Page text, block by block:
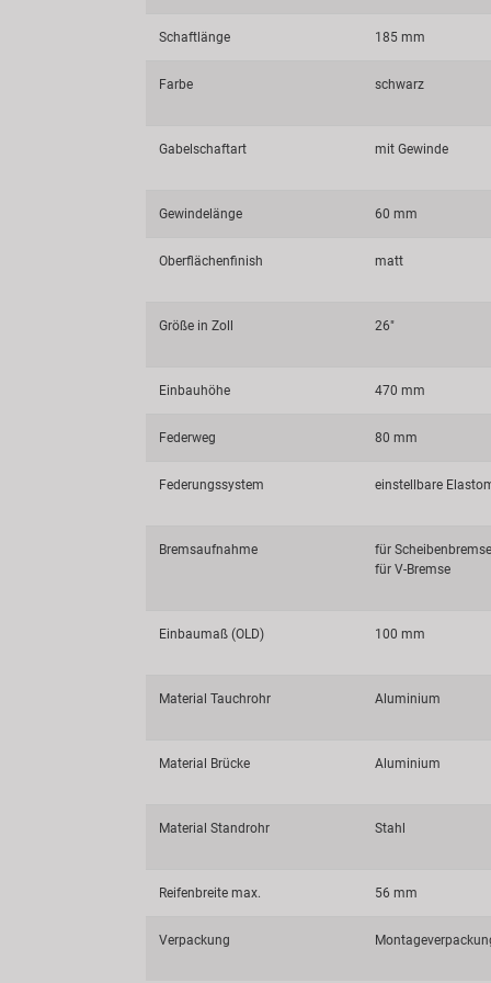
Schaftlänge 185 mm
Farbe schwarz
Gabelschaftart mit Gewinde
Gewindelänge 60 mm
Oberflächenfinish matt
Größe in Zoll 26"
Einbauhöhe 470 mm
Federweg 80 mm
Federungssystem einstellbare
Bremsaufnahme
für
für V-Bremse
Einbaumaß (OLD) 100 mm
Material Tauchrohr Aluminium
Material Brücke Aluminium
Material Standrohr Stahl
Reifenbreite max. 56 mm
Verpackung